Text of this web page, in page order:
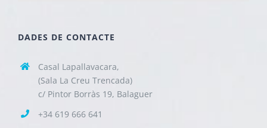
DADES DE CONTACTE
Casal Lapallavacara,
(Sala La Creu Trencada)
c/ Pintor Borràs 19, Balaguer
+34 619 666 641